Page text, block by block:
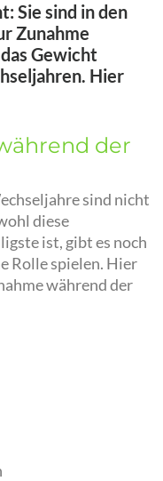
Sie sind in den
Zunahme
Gewicht
Hier
der
sind nicht
diese
ist, gibt es noch
Rolle spielen. Hier
während der